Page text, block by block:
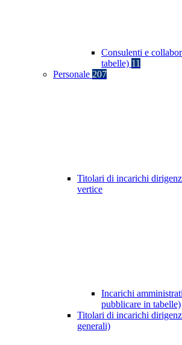
Consulenti e
tabelle) 11
Personale 207
Titolari di incarichi
vertice
Incarichi
pubblicare in tabelle)
Titolari di incarichi
generali)